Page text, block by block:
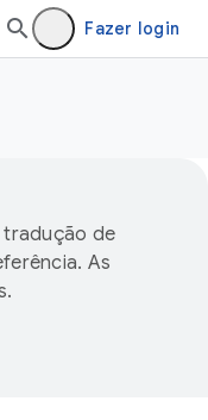
Fazer login
tradução de
As